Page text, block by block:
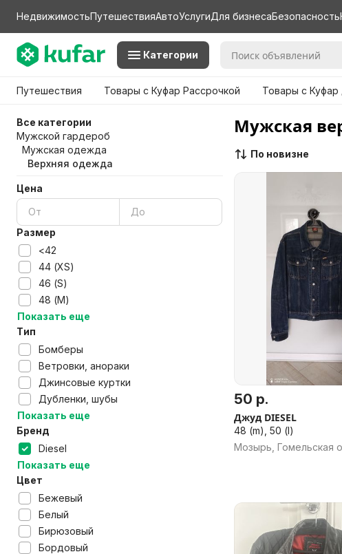
НедвижимостьПутешествияАвтоУслугиДля бизнесаБезопасность
Категории
Путешествия Товары с Куфар Рассрочкой Товары с Куфар
Все категории
Мужской гардероб
Мужская одежда
Верхняя одежда
Цена
Размер
<42
44 (XS)
46 (S)
48 (M)
Показать еще
Тип
Бомберы
Ветровки, анораки
Джинсовые куртки
Дубленки, шубы
Показать еще
Бренд
Diesel
Показать еще
Цвет
Бежевый
Белый
Бирюзовый
Бордовый
Мужская
По новизне
50 р.
Джуд DIESEL
48 (m), 50 (l)
Мозырь, Гомельская